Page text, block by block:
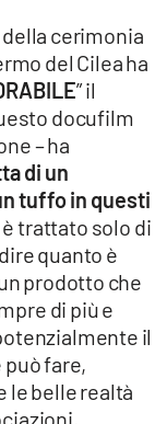
della cerimonia
del Cilea ha
” il
docufilm
– ha
di un
tuffo in questi
è trattato solo di
quanto è
prodotto che
di più e
il
fare,
le belle realtà